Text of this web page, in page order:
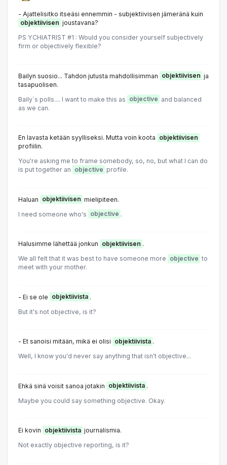
- Ajattelisitko itseäsi ennemmin - subjektiivisen jämeränä kuin
objektiivisen joustavana?
PS YCHlATRlST #1 : Would you consider yourself subjectively
firm or objectively flexible?
Bailyn suosio... Tahdon jutusta mahdollisimman objektiivisen ja
tasapuolisen.
Baily`s polls.... l want to make this as objective and balanced
as we can.
En lavasta ketään syylliseksi. Mutta voin koota objektiivisen
profiilin.
You're asking me to frame somebody, so, no, but what I can do
is put together an objective profile.
Haluan objektiivisen mielipiteen.
I need someone who's objective .
Halusimme lähettää jonkun objektiivisen .
We all felt that it was best to have someone more objective to
meet with your mother.
- Ei se ole objektiivista .
But it's not objective, is it?
- Et sanoisi mitään, mikä ei olisi objektiivista .
Well, I know you'd never say anything that isn't objective...
Ehkä sinä voisit sanoa jotakin objektiivista .
Maybe you could say something objective. Okay.
Ei kovin objektiivista journalismia.
Not exactly objective reporting, is it?